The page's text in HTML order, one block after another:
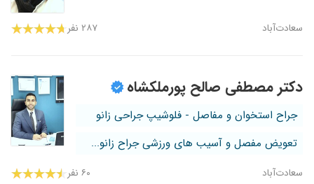
سعادت‌آباد ۲۸۷ نفر
دکتر مصطفی صالح پورملکشاه
جراح استخوان و مفاصل - فلوشیپ جراحی زانو
تعویض مفصل و آسیب های ورزشی جراح زانو...
سعادت‌آباد ۶۰ نفر